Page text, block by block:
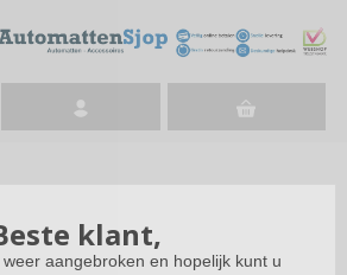
DS / DS7 | 2018-heden
klant,
aangebroken en hopelijk kunt u